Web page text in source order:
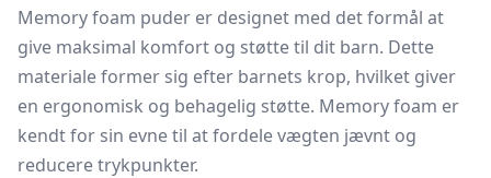
Memory foam puder er designet med det formål at
give maksimal komfort og støtte til dit barn. Dette
materiale former sig efter barnets krop, hvilket giver
en ergonomisk og behagelig støtte. Memory foam er
kendt for sin evne til at fordele vægten jævnt og
reducere trykpunkter.